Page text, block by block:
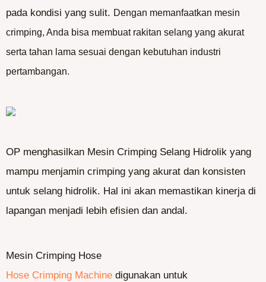
pada kondisi yang sulit. Dengan memanfaatkan mesin
crimping, Anda bisa membuat rakitan selang yang akurat
serta tahan lama sesuai dengan kebutuhan industri
pertambangan.
OP menghasilkan Mesin Crimping Selang Hidrolik yang
mampu menjamin crimping yang akurat dan konsisten
untuk selang hidrolik. Hal ini akan memastikan kinerja di
lapangan menjadi lebih efisien dan andal.
Mesin Crimping Hose
Hose Crimping Machine digunakan untuk